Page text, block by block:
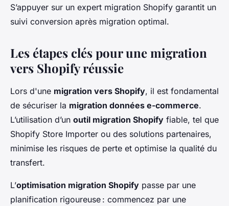
S’appuyer sur un expert migration Shopify garantit un
suivi conversion après migration optimal.
Les étapes clés pour une migration
vers Shopify réussie
Lors d'une migration vers Shopify, il est fondamental
de sécuriser la migration données e-commerce.
L’utilisation d’un outil migration Shopify fiable, tel que
Shopify Store Importer ou des solutions partenaires,
minimise les risques de perte et optimise la qualité du
transfert.
L’optimisation migration Shopify passe par une
planification rigoureuse : commencez par une